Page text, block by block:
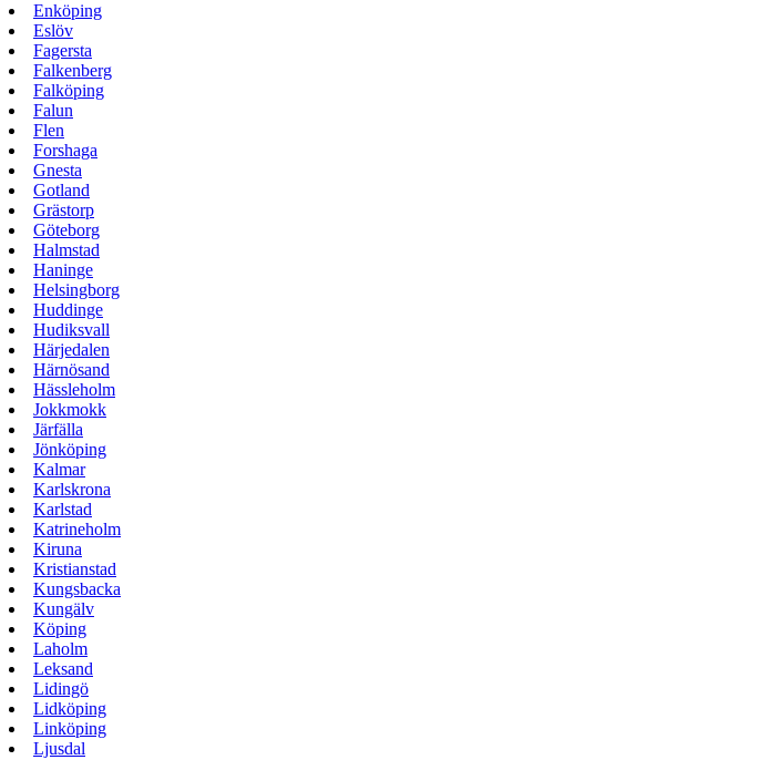
Enköping
Eslöv
Fagersta
Falkenberg
Falköping
Falun
Flen
Forshaga
Gnesta
Gotland
Grästorp
Göteborg
Halmstad
Haninge
Helsingborg
Huddinge
Hudiksvall
Härjedalen
Härnösand
Hässleholm
Jokkmokk
Järfälla
Jönköping
Kalmar
Karlskrona
Karlstad
Katrineholm
Kiruna
Kristianstad
Kungsbacka
Kungälv
Köping
Laholm
Leksand
Lidingö
Lidköping
Linköping
Ljusdal